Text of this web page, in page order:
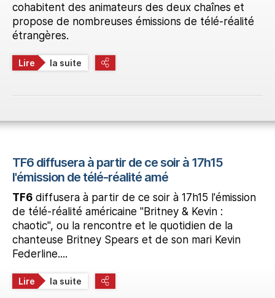
cohabitent des animateurs des deux chaînes et
propose de nombreuses émissions de télé-réalité
étrangères.
Lire la suite
TF6 diffusera à partir de ce soir à 17h15
l'émission de télé-réalité amé
TF6 diffusera à partir de ce soir à 17h15 l'émission
de télé-réalité américaine "Britney & Kevin :
chaotic", ou la rencontre et le quotidien de la
chanteuse Britney Spears et de son mari Kevin
Federline....
Lire la suite